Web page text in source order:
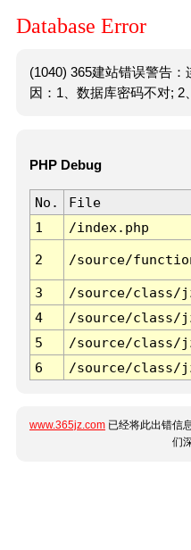
Database Error
(1040) 365建站错误警告
因：1、数据库密码不对; 2
PHP Debug
No. File
1
/index.php
2 /source/
3 /source/class/
4
/source/class/
5
/source/class/
6
/source/class/
www.365jz.com 已经将此出错信
们